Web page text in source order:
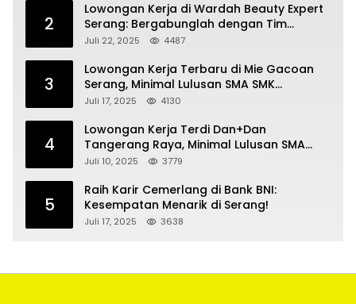
2
Lowongan Kerja di Wardah Beauty Expert
Serang: Bergabunglah dengan Tim
Kecantikan
Juli 22, 2025 4487
3
Lowongan Kerja Terbaru di Mie Gacoan
Serang, Minimal Lulusan SMA SMK
Sederajat
Juli 17, 2025 4130
4
Lowongan Kerja Terdi Dan+Dan
Tangerang Raya, Minimal Lulusan SMA
SMK
Juli 10, 2025 3779
5
Raih Karir Cemerlang di Bank BNI:
Kesempatan Menarik di Serang!
Juli 17, 2025 3638